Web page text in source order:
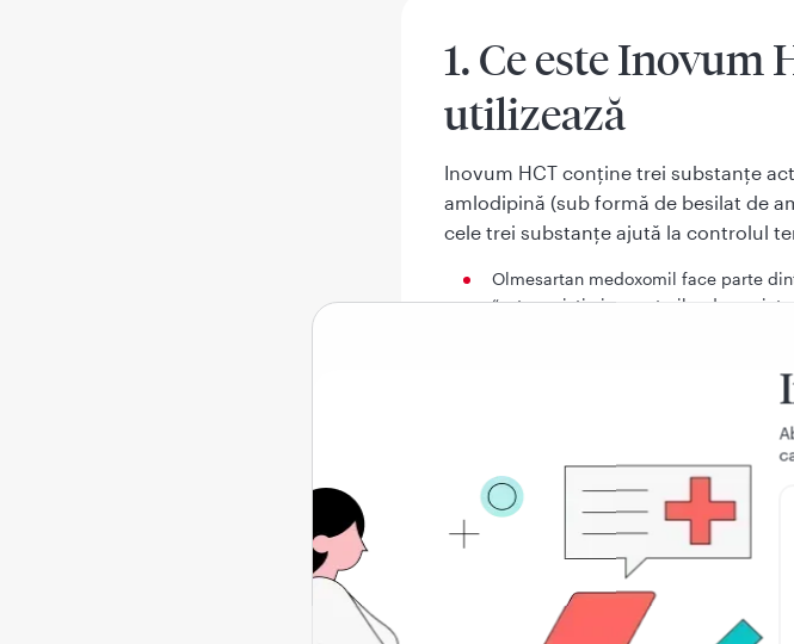
1. Ce este Inovum
utilizează
Inovum HCT conţine trei substanţe
amlodipină (sub formă de besilat de
cele trei substanţe ajută la controlul
Olmesartan medoxomil face parte
“antagonişti ai receptorilor de
Amlodipina face parte dintr-o clasă
de calciu”. Şi amlodipina scade
Hidroclorotiazida face parte dintr-o
tiazidice (“comprimate pentru
arterială prin faptul că ajută
rinichii dumneavoastră să producă
Acţiunea acestor substanţe
Inovum HCT este utilizat pentru